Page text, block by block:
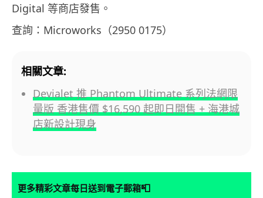
Digital 等商店發售。
查詢：Microworks（2950 0175）
相關文章:
Devialet 推 Phantom Ultimate 系列法網限
量版 香港售價 $16,590 起即日開售 + 海港城
店新設計現身
更多精彩文章每日送到電子郵箱📮